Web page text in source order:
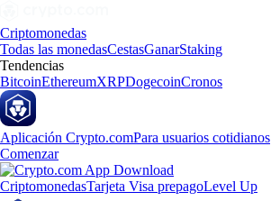
Criptomonedas
Todas las monedasCestasGanarStaking
Tendencias
BitcoinEthereumXRPDogecoinCronos
Aplicación Crypto.comPara usuarios cotidianos
Comenzar
CriptomonedasTarjeta Visa prepagoLevel Up